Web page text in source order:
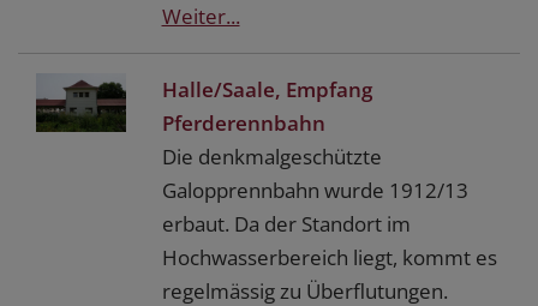
Weiter...
Halle/Saale, Empfang
Pferderennbahn
Die denkmalgeschützte
Galopprennbahn wurde 1912/13
erbaut. Da der Standort im
Hochwasserbereich liegt, kommt es
regelmässig zu Überflutungen.